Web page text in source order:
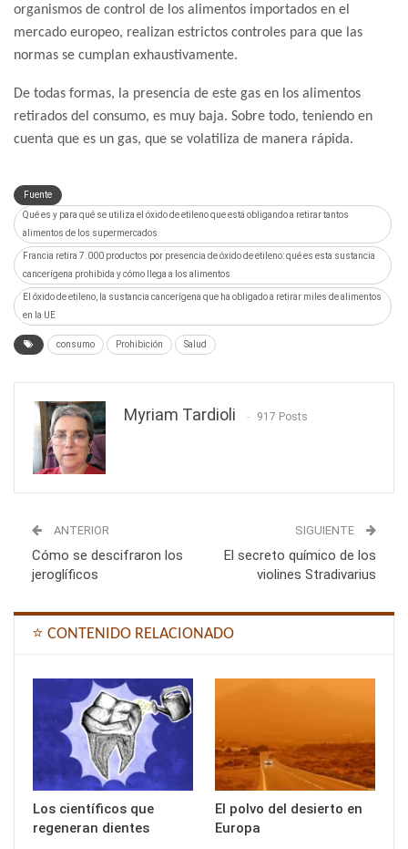
organismos de control de los alimentos importados en el
mercado europeo, realizan estrictos controles para que las
normas se cumplan exhaustivamente.
De todas formas, la presencia de este gas en los alimentos
retirados del consumo, es muy baja. Sobre todo, teniendo en
cuenta que es un gas, que se volatiliza de manera rápida.
Fuente
Qué es y para qué se utiliza el óxido de etileno que está obligando a retirar tantos
alimentos de los supermercados
Francia retira 7.000 productos por presencia de óxido de etileno: qué es esta sustancia
cancerígena prohibida y cómo llega a los alimentos
El óxido de etileno, la sustancia cancerígena que ha obligado a retirar miles de alimentos
en la UE
consumo Prohibición Salud
Myriam Tardioli 917 Posts
ANTERIOR
Cómo se descifraron los
jeroglíficos
SIGUIENTE
El secreto químico de los
violines Stradivarius
⭐ CONTENIDO RELACIONADO
Los científicos que
regeneran dientes
El polvo del desierto en
Europa